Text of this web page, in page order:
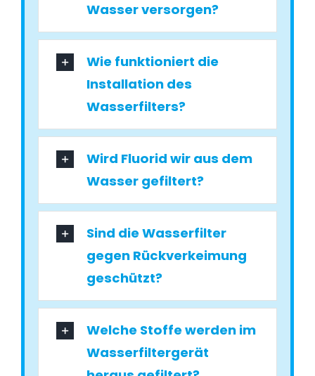
Wasser versorgen?
Wie funktioniert die
Installation des
Wasserfilters?
Wird Fluorid wir aus dem
Wasser gefiltert?
Sind die Wasserfilter
gegen Rückverkeimung
geschützt?
Welche Stoffe werden im
Wasserfiltergerät